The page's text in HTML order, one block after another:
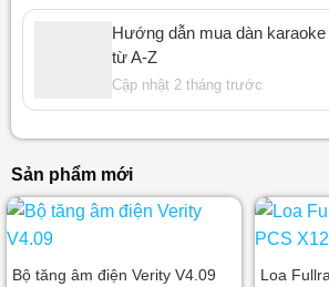
Hướng dẫn mua dàn
từ A-Z
Cập nhật 2 tháng trước
Sản phẩm mới
Bộ tăng âm điện Verity V4.09
Loa